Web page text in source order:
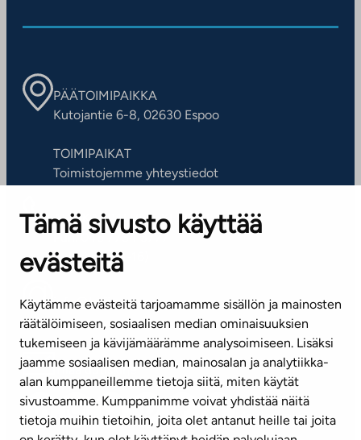
Tämä sivusto käyttää
evästeitä
Käytämme evästeitä tarjoamamme sisällön ja mainosten
räätälöimiseen, sosiaalisen median ominaisuuksien
tukemiseen ja kävijämäärämme analysoimiseen. Lisäksi
jaamme sosiaalisen median, mainosalan ja analytiikka-
alan kumppaneillemme tietoja siitä, miten käytät
sivustoamme. Kumppanimme voivat yhdistää näitä
tietoja muihin tietoihin, joita olet antanut heille tai joita
PÄÄTOIMIPAIKKA
Kutojantie 6-8, 02630 Espoo
TOIMIPAIKAT
Toimistojemme yhteystiedot
ASIAKASPALVELUKESKUS
Puh. 045 7734 3777
(arkisin klo 8-16)
info@ta.fi
Tilaa uutiskirje
Mediapankki